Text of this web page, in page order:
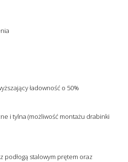
ładowność o 50%
i tylna (możliwość montażu drabinki
podłogą stalowym prętem oraz